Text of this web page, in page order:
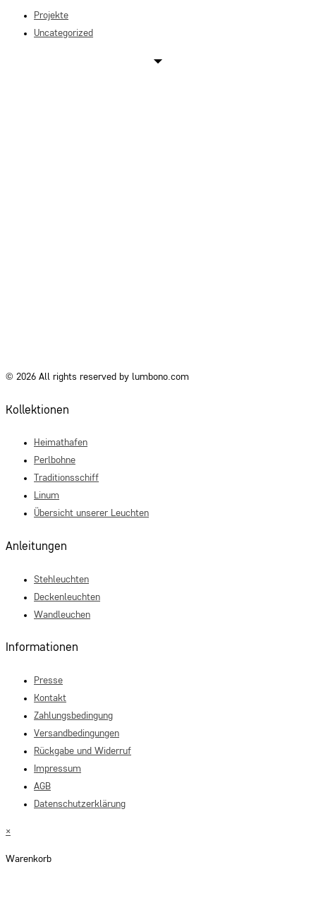
Projekte
Uncategorized
© 2026 All rights reserved by lumbono.com
Kollektionen
Heimathafen
Perlbohne
Traditionsschiff
Linum
Übersicht unserer Leuchten
Anleitungen
Stehleuchten
Deckenleuchten
Wandleuchen
Informationen
Presse
Kontakt
Zahlungsbedingung
Versandbedingungen
Rückgabe und Widerruf
Impressum
AGB
Datenschutzerklärung
×
Warenkorb